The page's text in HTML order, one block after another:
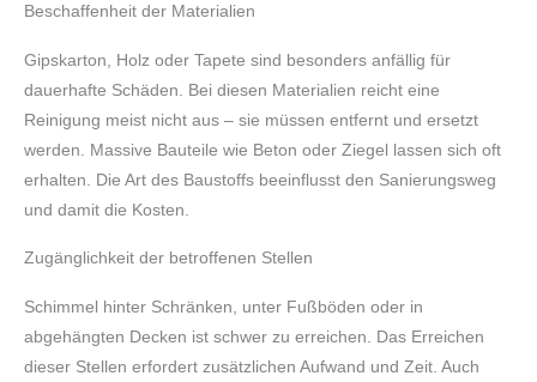
Beschaffenheit der Materialien
Gipskarton, Holz oder Tapete sind besonders anfällig für
dauerhafte Schäden. Bei diesen Materialien reicht eine
Reinigung meist nicht aus – sie müssen entfernt und ersetzt
werden. Massive Bauteile wie Beton oder Ziegel lassen sich oft
erhalten. Die Art des Baustoffs beeinflusst den Sanierungsweg
und damit die Kosten.
Zugänglichkeit der betroffenen Stellen
Schimmel hinter Schränken, unter Fußböden oder in
abgehängten Decken ist schwer zu erreichen. Das Erreichen
dieser Stellen erfordert zusätzlichen Aufwand und Zeit. Auch